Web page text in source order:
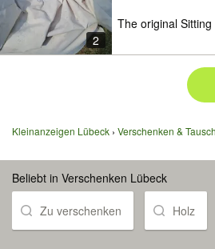
2
The original Sitting
Kleinanzeigen Lübeck Verschenken &
Beliebt in Verschenken Lübeck
Zu verschenken Holz